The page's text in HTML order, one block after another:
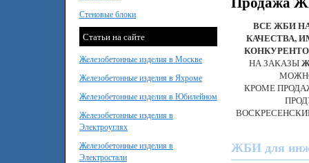
Стеновые блоки
Статьи на сайте
Железобетонные изделия в Москве
Железобетонные изделия в Яхроме
Железобетонные изделия в Юбилейном
Железобетонные изделия в
Электроуглях
Железобетонные изделия в
Электростали
ВСЕ ЖБИ
КАЧЕСТВА,
НА ЗАКАЗЫ
КРОМЕ
ЖБИ для